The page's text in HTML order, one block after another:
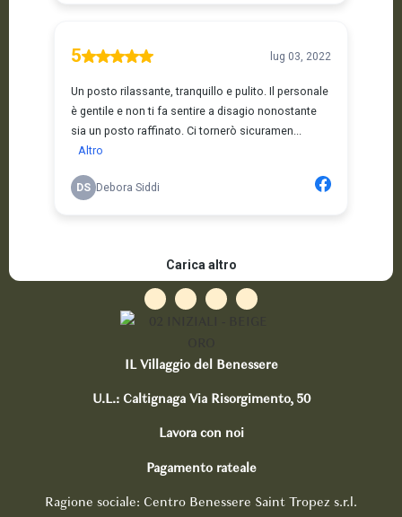
IL Villaggio del Benessere
U.L.: Caltignaga Via Risorgimento, 50
Lavora con noi
Pagamento rateale
Ragione sociale: Centro Benessere Saint Tropez s.r.l.